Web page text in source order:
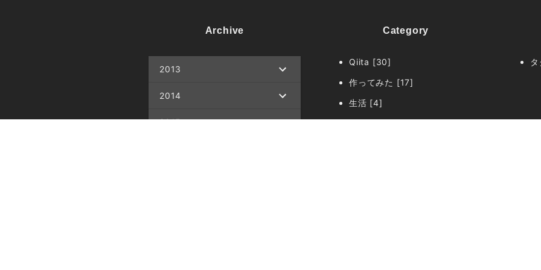
Archive
2013
2014
2015
Category
Qiita [30]
作ってみた [17]
生活 [4]